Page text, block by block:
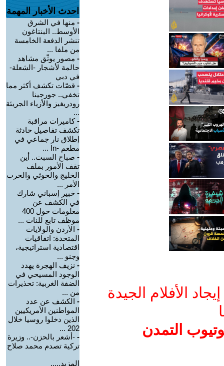
الأفلام الجيدة
التمدن
احدث الأخبار المهمة
- منها في الشرق
الأوسط.. البنتاغون
تنشر الدفعة الخامسة
من ملفا ...
- مصور يوثّق مشاهد
حالمة لأشجار -الشعلة-
في دبي
- قصّات تكشف أكثر مما
تخفي.. جورجينا
رودريغيز والأزياء الجريئة
...
-كاميرات مراقبة
تكشف تفاصيل حادثة
إطلاق نار جماعي في
مطعم -In ...
- صباح السبت.. أين
تقف الأمور بملف
الخليج والحوثي والحرب
الأمر ...
- خبير إسباني شارك
في الكشف عن
معلومات حول 400
موظف تابع للنات ...
- الأردن والولايات
المتحدة: اتفاقيات
اقتصادية استراتيجية،
وجنو ...
- نزيف الهجرة يهدد
الوجود المسيحي في
الضفة الغربية: تحذيرات
من ...
- الكشف عن عدد
المواطنين الأمريكيين
الذين دخلوا روسيا خلال
202 ...
- -أشعر بالحزن-.. وزيرة
تركية تصدم محمد صلاح
المزيد.....